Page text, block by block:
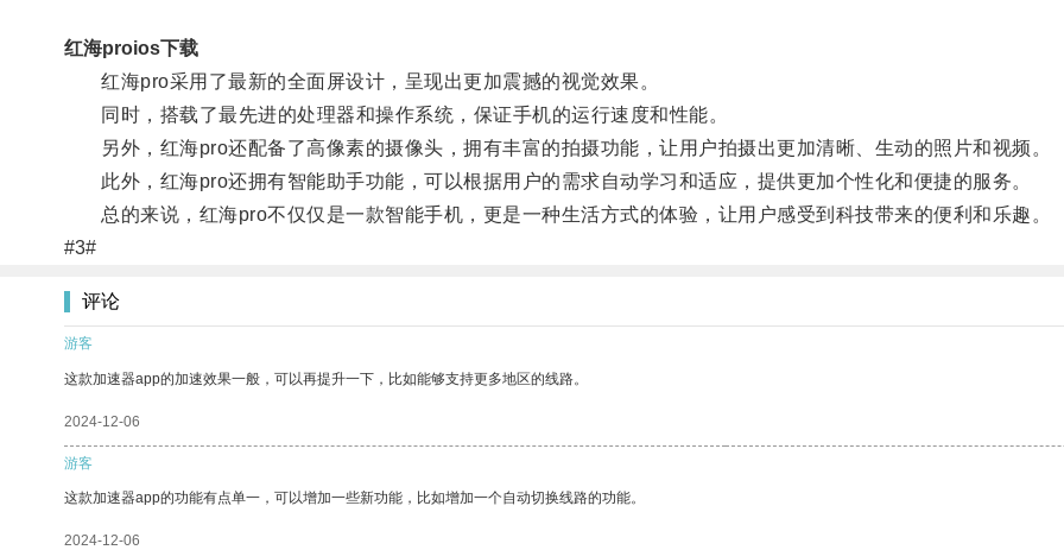
红海proios下载
红海pro采用了最新的全面屏设计，呈现出更加震撼的视觉效果。
同时，搭载了最先进的处理器和操作系统，保证手机的运行速度和性能。
另外，红海pro还配备了高像素的摄像头，拥有丰富的拍摄功能，让用户拍摄出更加清晰、生动的照片和视频。
此外，红海pro还拥有智能助手功能，可以根据用户的需求自动学习和适应，提供更加个性化和便捷的服务。
总的来说，红海pro不仅仅是一款智能手机，更是一种生活方式的体验，让用户感受到科技带来的便利和乐趣。
#3#
评论
游客
这款加速器app的加速效果一般，可以再提升一下，比如能够支持更多地区的线路。
2024-12-06
游客
这款加速器app的功能有点单一，可以增加一些新功能，比如增加一个自动切换线路的功能。
2024-12-06